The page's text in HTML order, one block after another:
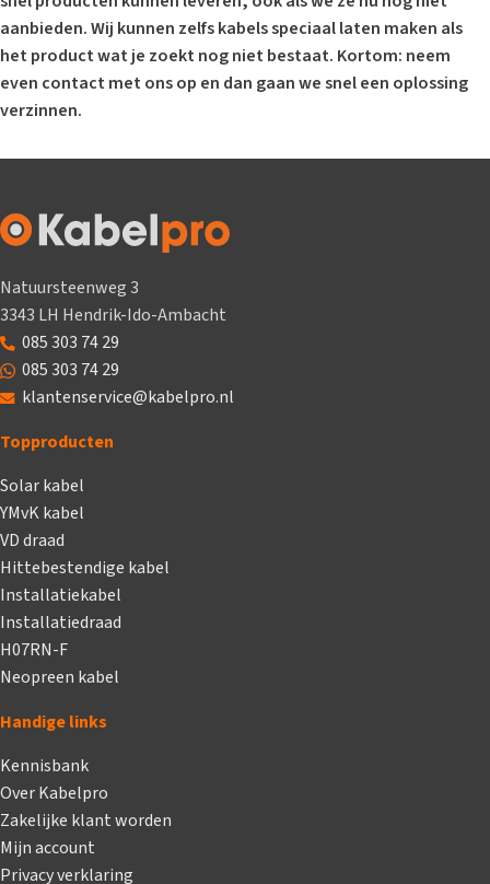
aanbieden. Wij kunnen zelfs kabels speciaal laten maken als
het product wat je zoekt nog niet bestaat. Kortom: neem
even contact met ons op en dan gaan we snel een oplossing
verzinnen.
Natuursteenweg 3
3343 LH Hendrik-Ido-Ambacht
085 303 74 29
085 303 74 29
klantenservice@kabelpro.nl
Topproducten
Solar kabel
YMvK kabel
VD draad
Hittebestendige kabel
Installatiekabel
Installatiedraad
H07RN-F
Neopreen kabel
Handige links
Kennisbank
Over Kabelpro
Zakelijke klant worden
Mijn account
Privacy verklaring